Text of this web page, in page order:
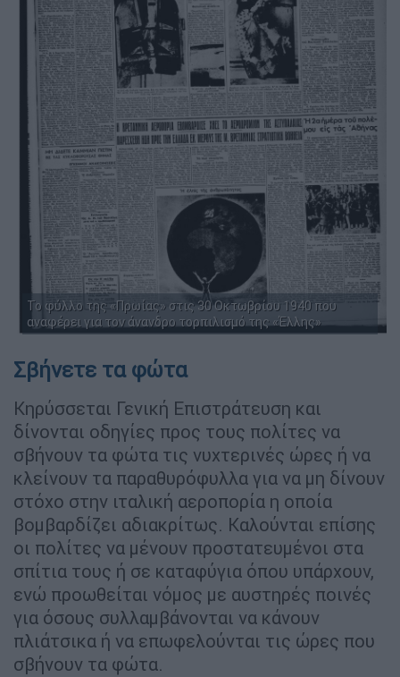
Το φύλλο της «Πρωίας» στις 30 Οκτωβρίου 1940 που
αναφέρει για τον άνανδρο τορπιλισμό της «Έλλης»
Σβήνετε τα φώτα
Κηρύσσεται Γενική Επιστράτευση και
δίνονται οδηγίες προς τους πολίτες να
σβήνουν τα φώτα τις νυχτερινές ώρες ή να
κλείνουν τα παραθυρόφυλλα για να μη δίνουν
στόχο στην ιταλική αεροπορία η οποία
βομβαρδίζει αδιακρίτως. Καλούνται επίσης
οι πολίτες να μένουν προστατευμένοι στα
σπίτια τους ή σε καταφύγια όπου υπάρχουν,
ενώ προωθείται νόμος με αυστηρές ποινές
για όσους συλλαμβάνονται να κάνουν
πλιάτσικα ή να επωφελούνται τις ώρες που
σβήνουν τα φώτα.